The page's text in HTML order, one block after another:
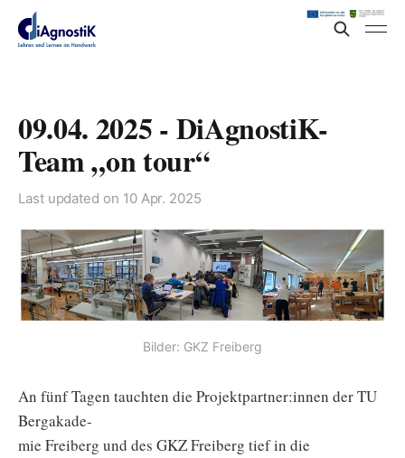
09.04. 2025 - DiAgnostiK-
Team „on tour“
Last updated on 10 Apr. 2025
Bilder: GKZ Freiberg
An fünf Tagen tauchten die Projektpartner:innen der TU
Bergakade-
mie Freiberg und des GKZ Freiberg tief in die